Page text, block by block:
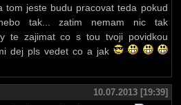
tom jeste budu pracovat teda pokud
tak... zatim nemam nic tak
te zajimat co s tou tvoji povidkou
dej pls vedet co a jak
10.07.2013 [19:39]